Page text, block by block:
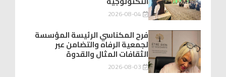
2026-08-04
فرح المكناسي الرئيسة المؤسسة
لجمعية الرفاه والتضامن عبر
الثقافات المثال والقدوة
2026-08-03